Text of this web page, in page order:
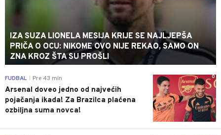
IZA SUZA LIONELA MESIJA KRIJE SE NAJLJEPŠA
PRIČA O OCU: NIKOME OVO NIJE REKAO, SAMO ON
ZNA KROZ ŠTA SU PROŠLI
0
FUDBAL Pre 43 min
Arsenal doveo jedno od najvećih
pojačanja ikada! Za Brazilca plaćena
ozbiljna suma novca!